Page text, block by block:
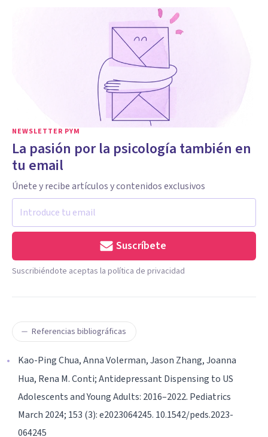
NEWSLETTER PYM
La pasión por la psicología también en
tu email
Únete y recibe artículos y contenidos exclusivos
Suscríbete
Suscribiéndote aceptas la política de privacidad
Referencias bibliográficas
Kao-Ping Chua, Anna Volerman, Jason Zhang, Joanna
Hua, Rena M. Conti; Antidepressant Dispensing to US
Adolescents and Young Adults: 2016–2022. Pediatrics
March 2024; 153 (3): e2023064245. 10.1542/peds.2023-
064245